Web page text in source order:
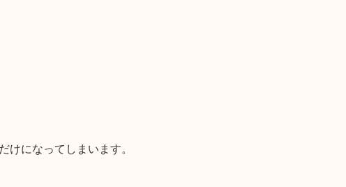
けになってしまいます。